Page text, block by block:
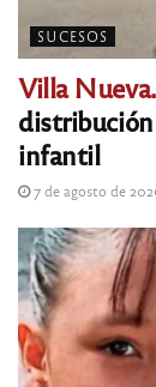
SUCESOS
Villa Nueva.
distribución
infantil
7 de agosto de